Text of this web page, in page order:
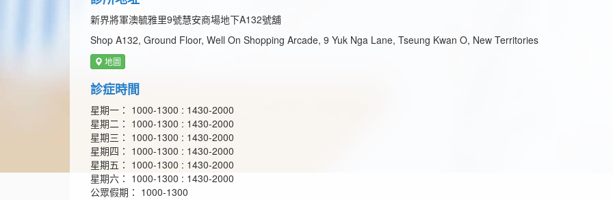
新界將軍澳毓雅里9號慧安商場地下A132號舖
Shop A132, Ground Floor, Well On Shopping Arcade, 9 Yuk Nga Lane, Tseung Kwan O, New Territories
地圖
診症時間
星期一： 1000-1300 : 1430-2000
星期二： 1000-1300 : 1430-2000
星期三： 1000-1300 : 1430-2000
星期四： 1000-1300 : 1430-2000
星期五： 1000-1300 : 1430-2000
星期六： 1000-1300 : 1430-2000
公眾假期： 1000-1300